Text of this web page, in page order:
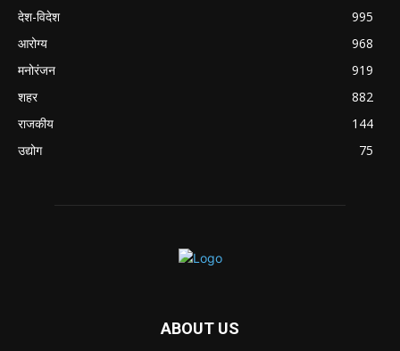
देश-विदेश
995
आरोग्य
968
मनोरंजन
919
शहर
882
राजकीय
144
उद्योग
75
ABOUT US